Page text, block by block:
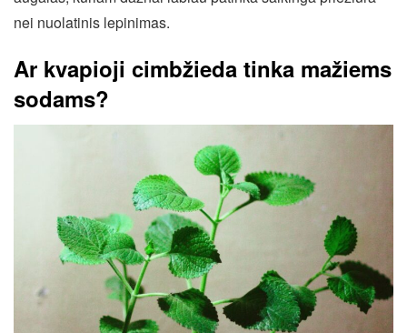
nei nuolatinis lepinimas.
Ar kvapioji cimbžieda tinka mažiems
sodams?